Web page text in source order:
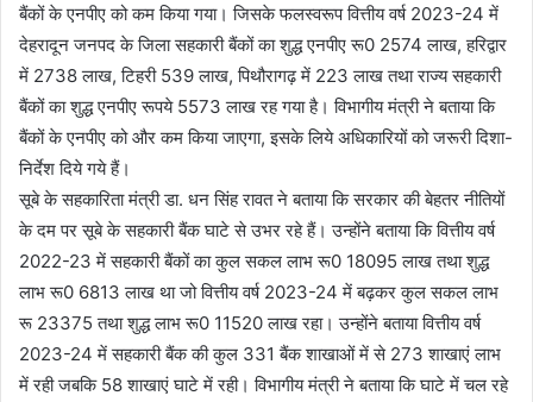
बैंकों के एनपीए को कम किया गया। जिसके फलस्वरूप वित्तीय वर्ष 2023-24 में
देहरादून जनपद के जिला सहकारी बैंकों का शुद्ध एनपीए रू0 2574 लाख, हरिद्वार
में 2738 लाख, टिहरी 539 लाख, पिथौरागढ़ में 223 लाख तथा राज्य सहकारी
बैंकों का शुद्ध एनपीए रूपये 5573 लाख रह गया है। विभागीय मंत्री ने बताया कि
बैंकों के एनपीए को और कम किया जाएगा, इसके लिये अधिकारियों को जरूरी दिशा-
निर्देश दिये गये हैं।
सूबे के सहकारिता मंत्री डा. धन सिंह रावत ने बताया कि सरकार की बेहतर नीतियों
के दम पर सूबे के सहकारी बैंक घाटे से उभर रहे हैं। उन्होंने बताया कि वित्तीय वर्ष
2022-23 में सहकारी बैंकों का कुल सकल लाभ रू0 18095 लाख तथा शुद्ध
लाभ रू0 6813 लाख था जो वित्तीय वर्ष 2023-24 में बढ़कर कुल सकल लाभ
रू 23375 तथा शुद्ध लाभ रू0 11520 लाख रहा। उन्होंने बताया वित्तीय वर्ष
2023-24 में सहकारी बैंक की कुल 331 बैंक शाखाओं में से 273 शाखाएं लाभ
में रही जबकि 58 शाखाएं घाटे में रही। विभागीय मंत्री ने बताया कि घाटे में चल रहे